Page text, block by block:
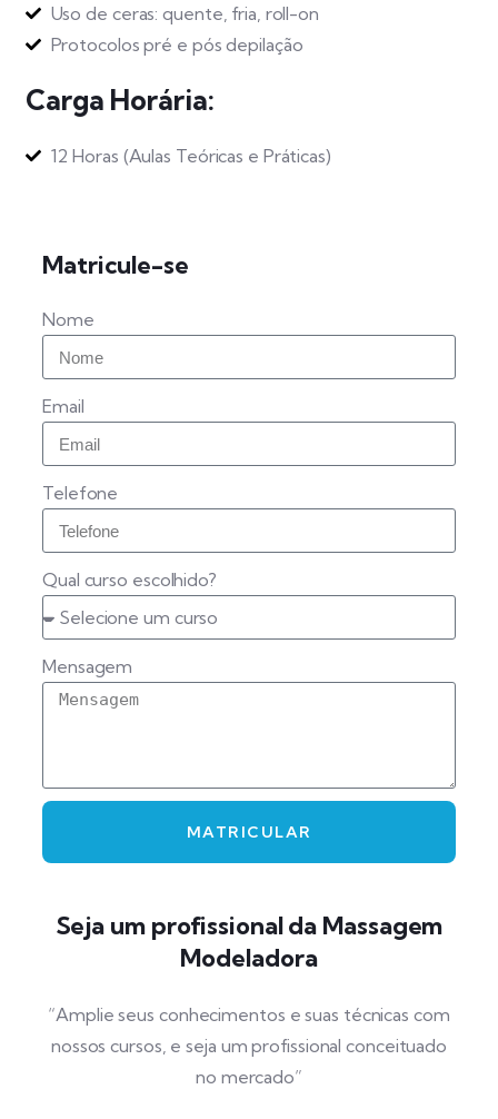
Uso de ceras: quente, fria, roll-on
Protocolos pré e pós depilação
Carga Horária:
12 Horas (Aulas Teóricas e Práticas)
Matricule-se
Nome
Email
Telefone
Qual curso escolhido?
Mensagem
MATRICULAR
Seja um profissional da Massagem
Modeladora
“Amplie seus conhecimentos e suas técnicas com
nossos cursos, e seja um profissional conceituado
no mercado”